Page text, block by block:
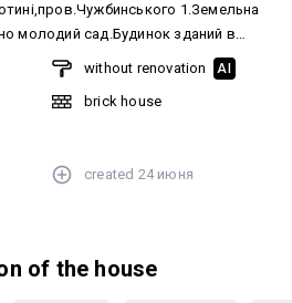
1.Земельна
молодий сад.Будинок зданий в
для проживання 90
лісом.Детальніше за
Санвузол:
Індивідуальне електро. Ремонт: Під
Комунікації: Електрика,
without renovation AI
brick house
created 24 июня
of the house